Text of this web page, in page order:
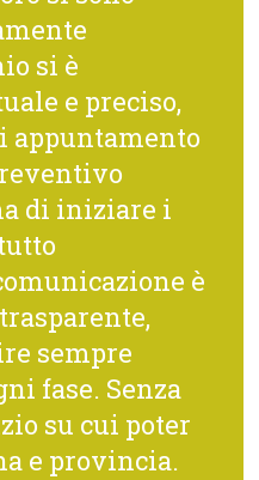
si è
e preciso,
appuntamento
di iniziare i
è
sempre
fase. Senza
su cui poter
e provincia.